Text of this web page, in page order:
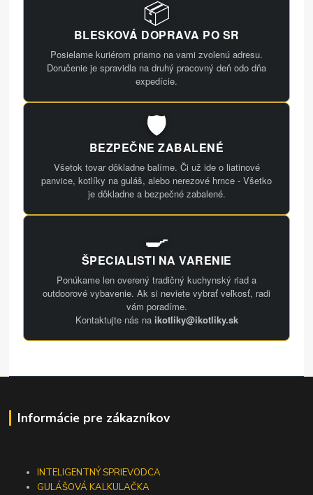
📦
BLESKOVÁ DOPRAVA PO SR
Posielame kuriérom priamo na vami zvolenú adresu.
Doručenie je spravidla na druhý pracovný deň odo dňa
expedície.
🛡️
BEZPEČNE ZABALENÉ
Všetok tovar dôkladne balíme. Či už ide o liatinové
panvice, kotlíky na guláš, alebo nerezové hrnce - Všetko
je dôkladne a bezpečné zabalené.
🍳
ŠPECIALISTI NA VARENIE
Ponúkame len overený tradičný kuchynský riad a
outdoorové vybavenie. Ak si neviete vybrať veľkosť, radi
vám poradíme.
Kontaktujte nás na ikotliky@ikotliky.sk
Informácie pre zákazníkov
INTELIGENTNÝ SPRIEVODCA
GULÁŠOVÁ KALKULAČKA